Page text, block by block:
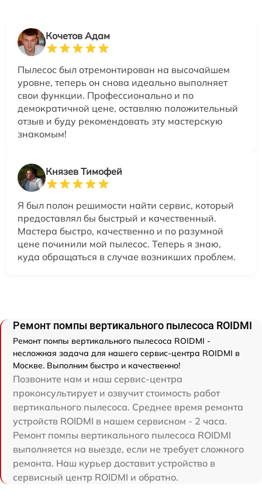
Кочетов Адам
Пылесос был отремонтирован на высочайшем
уровне, теперь он снова идеально выполняет
свои функции. Профессионально и по
демократичной цене, оставляю положительный
отзыв и буду рекомендовать эту мастерскую
знакомым!
Князев Тимофей
Я был полон решимости найти сервис, который
предоставлял бы быстрый и качественный.
Мастера быстро, качественно и по разумной
цене починили мой пылесос. Теперь я знаю,
куда обращаться в случае возникших проблем.
Ремонт помпы вертикального пылесоса ROIDMI
Ремонт помпы вертикального пылесоса ROIDMI -
несложная задача для нашего сервис-центра ROIDMI в
Москве. Выполним быстро и качественно!
Позвоните нам и наш сервис-центра
проконсультирует и озвучит стоимость работ
вертикального пылесоса. Среднее время ремонта
устройств ROIDMI в нашем сервисном - 2 часа.
Ремонт помпы вертикального пылесоса ROIDMI
выполняется на выезде, если не требует сложного
ремонта. Наш курьер доставит устройство в
сервисный центр ROIDMI и обратно.